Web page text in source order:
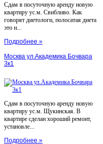
Сдам в посуточную аренду новую
квартиру ус.м. Свибливо. Как
говорят диетологи, полосатая диета
это н...
Подробнее »
Москва ул.Академика Бочвара
3к1
Сдам в посуточную аренду новую
квартиру ус.м. Щукинская. В
квартире сделан хороший ремонт,
установле...
Подробнее »